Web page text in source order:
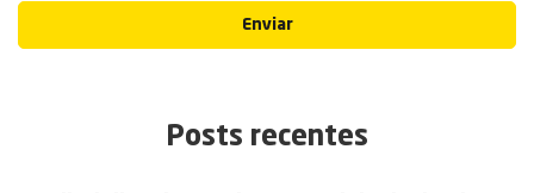
Enviar
Posts recentes